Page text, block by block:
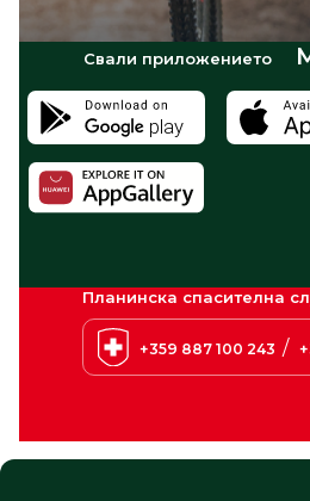
Свали приложението
Планинска спасителна
+359 887 100 243 /